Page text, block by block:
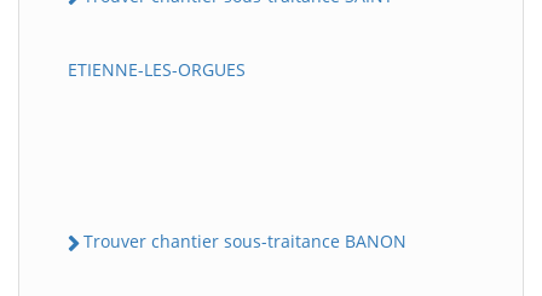
ETIENNE-LES-ORGUES
Trouver chantier sous-traitance BANON